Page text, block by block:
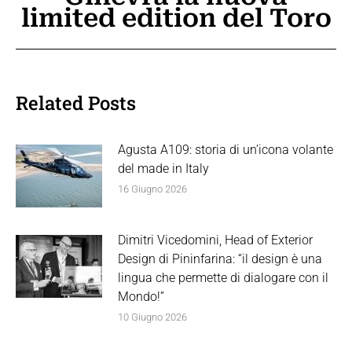
limited edition del Toro
Related Posts
Agusta A109: storia di un’icona volante
del made in Italy
16 Giugno 2026
Dimitri Vicedomini, Head of Exterior
Design di Pininfarina: “il design è una
lingua che permette di dialogare con il
Mondo!”
10 Giugno 2026